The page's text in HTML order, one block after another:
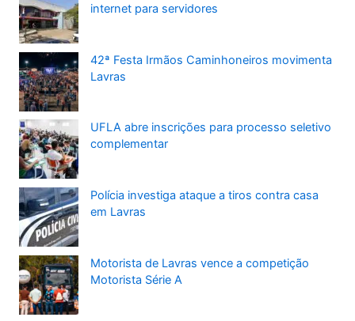
internet para servidores
42ª Festa Irmãos Caminhoneiros movimenta
Lavras
UFLA abre inscrições para processo seletivo
complementar
Polícia investiga ataque a tiros contra casa
em Lavras
Motorista de Lavras vence a competição
Motorista Série A